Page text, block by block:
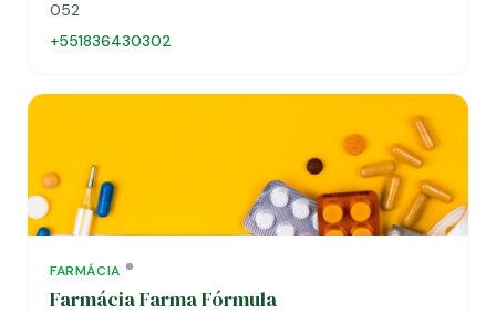
052
+551836430302
FARMÁCIA
Farmácia Farma Fórmula